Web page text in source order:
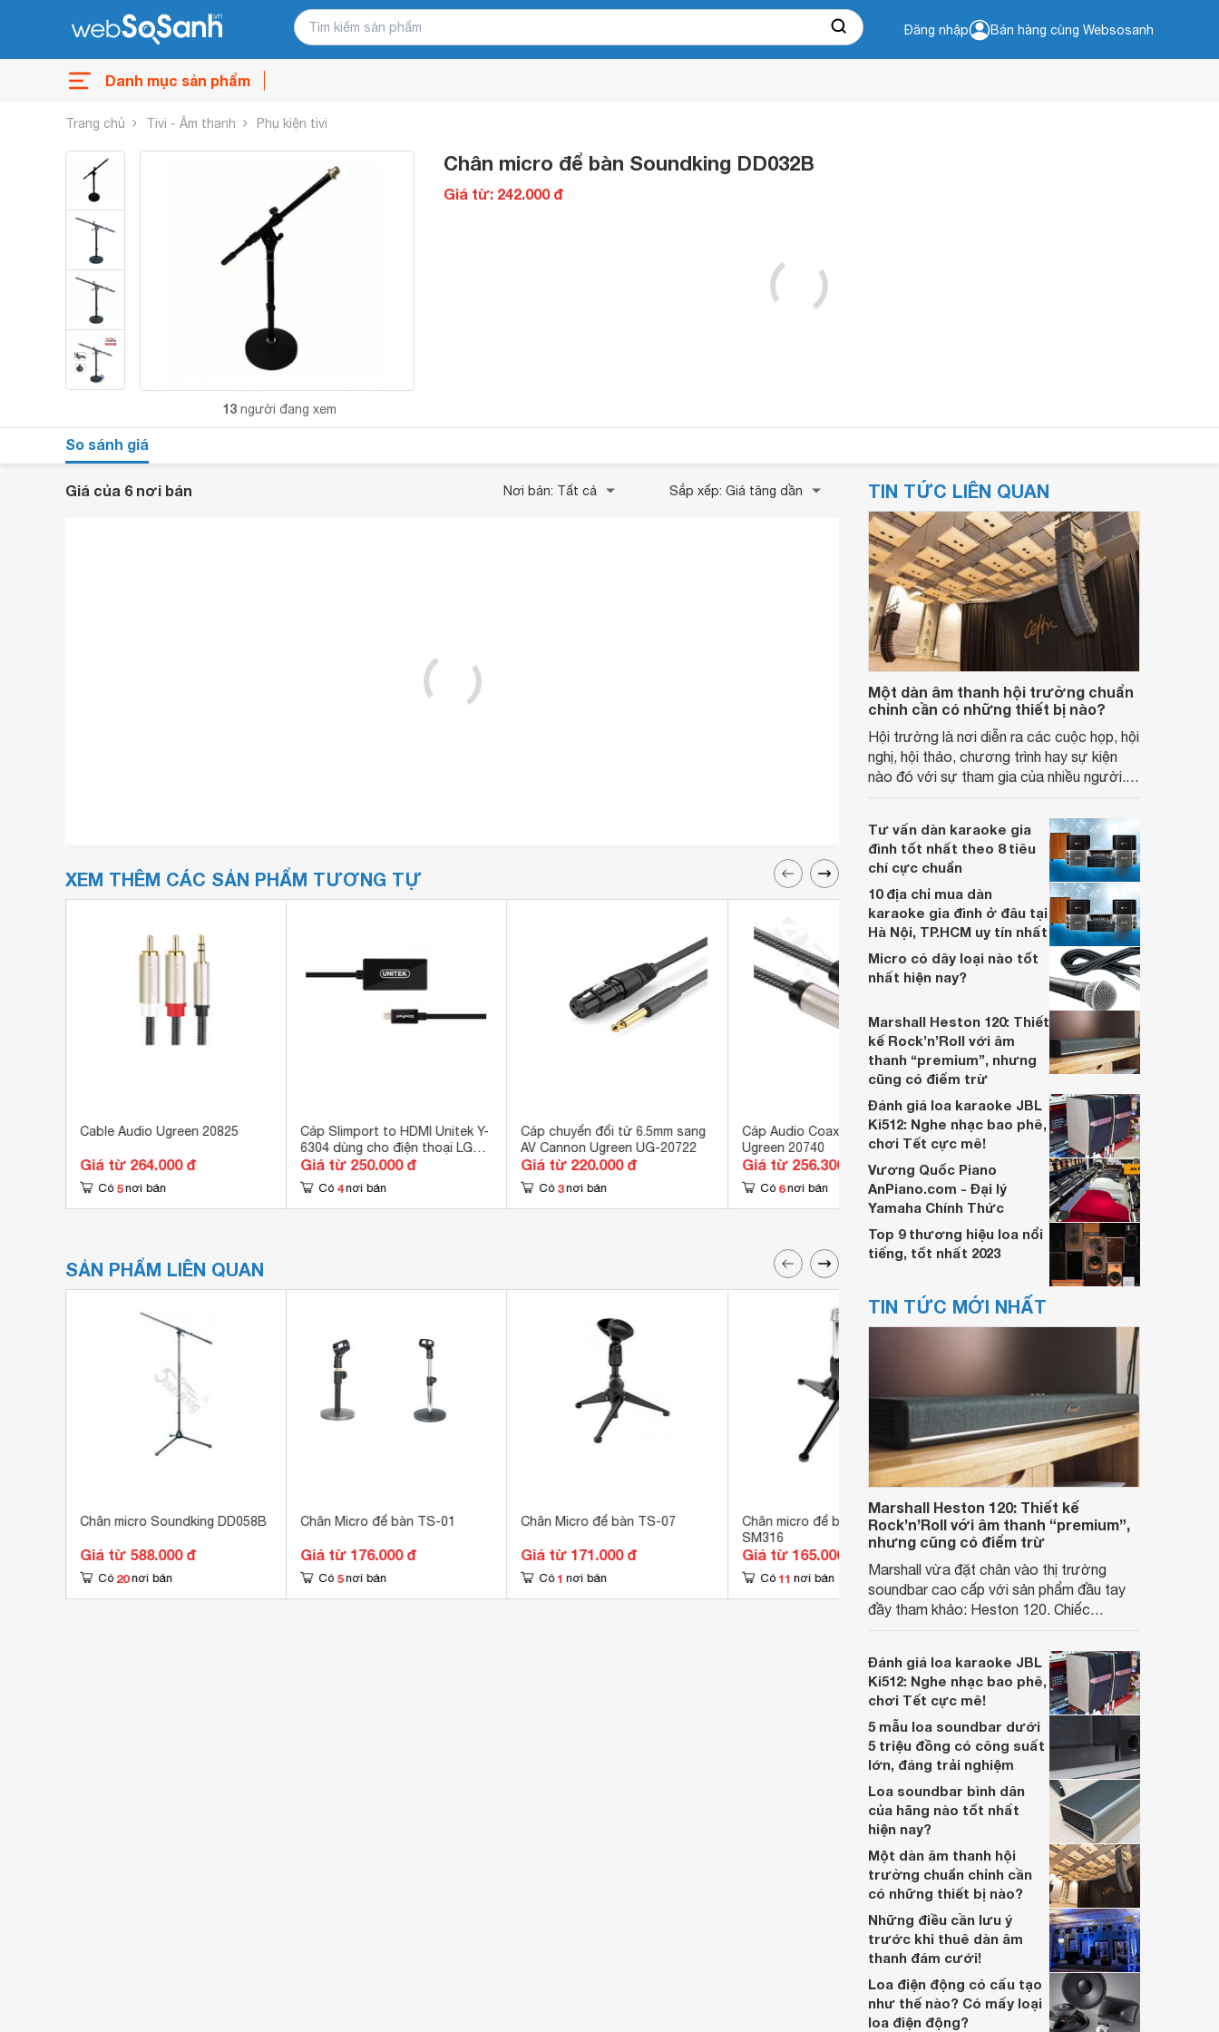
Đăng nhập Bán hàng cùng Websosanh
Danh mục sản phẩm
Trang chủ Tivi - Âm thanh Phụ kiện tivi
13 người đang xem
Chân micro để bàn Soundking DD032B
Giá từ: 242.000 đ
So sánh giá
Giá của 6 nơi bán Nơi bán: Tất cả Sắp xếp: Giá tăng dần
XEM THÊM CÁC SẢN PHẨM TƯƠNG TỰ
Cable Audio Ugreen 20825
Giá từ 264.000 đ
Có 5 nơi bán
Cáp Slimport to HDMI Unitek Y-
6304 dùng cho điện thoại LG
Nexus 4, 5, 7, G Pro, G2, G Pad,
Asus Fonepad, HP Chromebook
Giá từ 250.000 đ
Có 4 nơi bán
Cáp chuyển đổi từ 6.5mm sang
AV Cannon Ugreen UG-20722
Giá từ 220.000 đ
Có 3 nơi bán
Cáp Audio Coaxial RCA 5M
Ugreen 20740
Giá từ 256.300 đ
Có 6 nơi bán
Chân kẹp bàn Micro Stand NB-
39
Giá từ 250.000 đ
Có 8
SẢN PHẨM LIÊN QUAN
Chân micro Soundking DD058B
Giá từ 588.000 đ
Có 20 nơi bán
Chân Micro để bàn TS-01
Giá từ 176.000 đ
Có 5 nơi bán
Chân Micro để bàn TS-07
Giá từ 171.000 đ
Có 1 nơi bán
Chân micro để bàn Alctron
SM316
Giá từ 165.000 đ
Có 11 nơi bán
Chân Micro để bàn TS-10
Có 3 nơi bán
TIN TỨC LIÊN QUAN
Một dàn âm thanh hội trường chuẩn
chỉnh cần có những thiết bị nào?
Hội trường là nơi diễn ra các cuộc họp, hội
nghị, hội thảo, chương trình hay sự kiện
nào đó với sự tham gia của nhiều người.
cũng rất khác so với hệ thống âm thanh
thông thường.
Tư vấn dàn karaoke gia
đình tốt nhất theo 8 tiêu
chí cực chuẩn
10 địa chỉ mua dàn
karaoke gia đình ở đâu tại
Hà Nội, TP.HCM uy tín nhất
Micro có dây loại nào tốt
nhất hiện nay?
Marshall Heston 120: Thiết
kế Rock’n’Roll với âm
thanh “premium”, nhưng
cũng có điểm trừ
Đánh giá loa karaoke JBL
Ki512: Nghe nhạc bao phê,
chơi Tết cực mê!
Vương Quốc Piano
AnPiano.com - Đại lý
Yamaha Chính Thức
Top 9 thương hiệu loa nổi
tiếng, tốt nhất 2023
TIN TỨC MỚI NHẤT
Marshall Heston 120: Thiết kế
Rock’n’Roll với âm thanh “premium”,
nhưng cũng có điểm trừ
Marshall vừa đặt chân vào thị trường
soundbar cao cấp với sản phẩm đầu tay
đầy tham khảo: Heston 120. Chiếc
lớn, kết nối đa dạng, mà còn ghi điểm nhờ
“chất Marshall” cùng cấu trúc âm thanh
5.1.2 đầy hứa hẹn.
Đánh giá loa karaoke JBL
Ki512: Nghe nhạc bao phê,
chơi Tết cực mê!
5 mẫu loa soundbar dưới
5 triệu đồng có công suất
lớn, đáng trải nghiệm
Loa soundbar bình dân
của hãng nào tốt nhất
hiện nay?
Một dàn âm thanh hội
trường chuẩn chỉnh cần
có những thiết bị nào?
Những điều cần lưu ý
trước khi thuê dàn âm
thanh đám cưới!
Loa điện động có cấu tạo
như thế nào? Có mấy loại
loa điện động?